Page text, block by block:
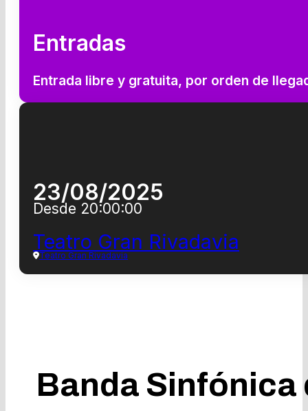
Entradas
Entrada libre y gratuita, por orden de
23/08/2025
Desde 20:00:00
Teatro Gran Rivadavia
Teatro Gran Rivadavia
Banda Sinfónica